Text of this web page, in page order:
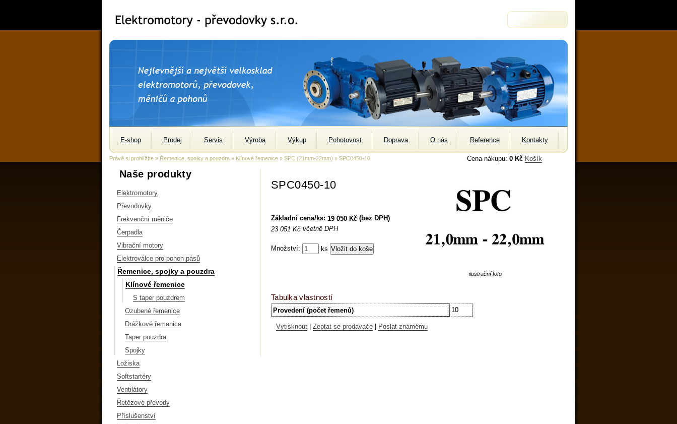
E-shop Prodej Servis Výroba Výkup Pohotovost Doprava O nás Reference Kontakty
Cena nákupu: 0 Kč Košík
Právě si prohlížíte » Řemenice, spojky a pouzdra » Klínové řemenice » SPC (21mm-22mm) » SPC0450-10
Naše produkty
Elektromotory
Převodovky
Frekvenční měniče
Čerpadla
Vibrační motory
Elektroválce pro pohon pásů
Řemenice, spojky a pouzdra
Klínové řemenice
S taper pouzdrem
Ozubené řemenice
Drážkové řemenice
Taper pouzdra
Spojky
Ložiska
Softstartéry
Ventilátory
Řetězové převody
Příslušenství
SPC0450-10
Základní cena/ks: 19 050 Kč (bez DPH)
23 051 Kč včetně DPH
Množství: ks
ilustrační foto
Tabulka vlastností
Provedení (počet řemenů) 10
Vytisknout Zeptat se prodavače Poslat známému